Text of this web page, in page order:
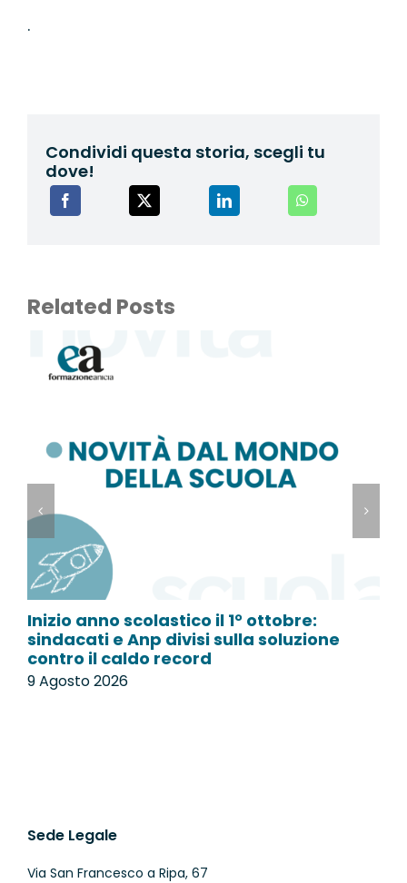
.
Condividi questa storia, scegli tu
dove!
Related Posts
Inizio anno scolastico il 1° ottobre:
sindacati e Anp divisi sulla soluzione
contro il caldo record
9 Agosto 2026
Sede Legale
Via San Francesco a Ripa, 67